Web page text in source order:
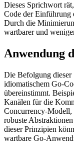
Dieses Sprichwort
Code der Einführung
Durch die
wartbarer und
Anwendung
Die Befolgung dieser
idiomatischem Go-
übereinstimmt.
Kanälen für die
Concurrency-Modell,
robuste
dieser Prinzipien
wartbare Go-